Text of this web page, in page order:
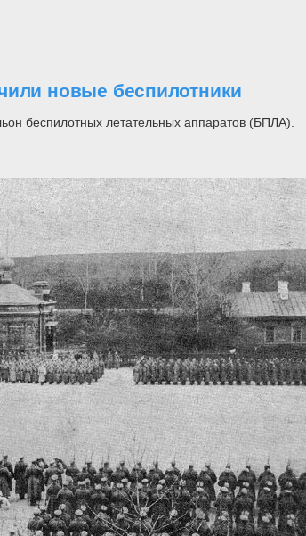
новые беспилотники
беспилотных летательных аппаратов (БПЛА).